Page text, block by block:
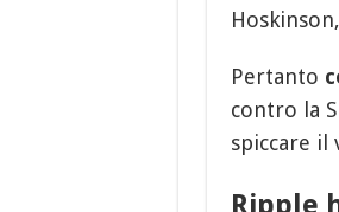
Pertanto
contro la
spiccare il
Ripple